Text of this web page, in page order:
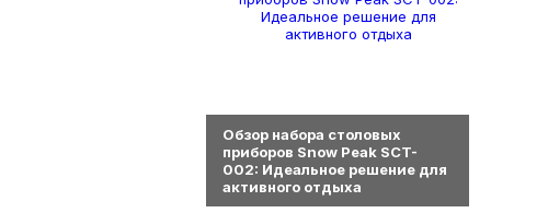
Обзор набора столовых
приборов Snow Peak SCT-
002: Идеальное решение для
активного отдыха